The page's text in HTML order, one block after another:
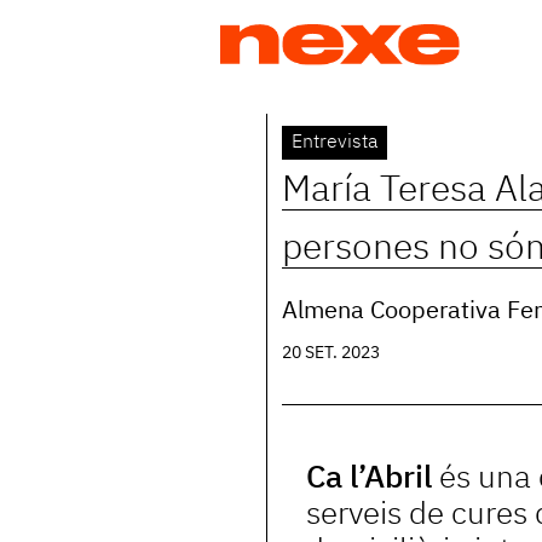
Back
to
top
Entrevista
María Teresa
persones no
Almena Cooperativa
20 SET. 2023
Ca l’Abrilés una
serveis de cures